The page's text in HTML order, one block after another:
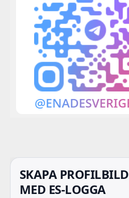
SKAPA PROFILBILD
MED ES-LOGGA